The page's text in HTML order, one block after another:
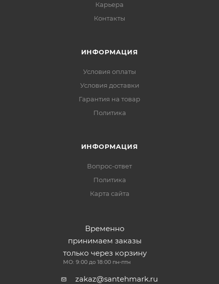
Карьера
Контакты
ИНФОРМАЦИЯ
Условия оплаты
Условия доставки
Гарантия на товар
Политика
ИНФОРМАЦИЯ
Вопрос-ответ
Политика
Карта сайта
Временно
принимаем заказы
только через корзину
МО: 9:00 до 18:00 пн-птн
zakaz@santehmark.ru